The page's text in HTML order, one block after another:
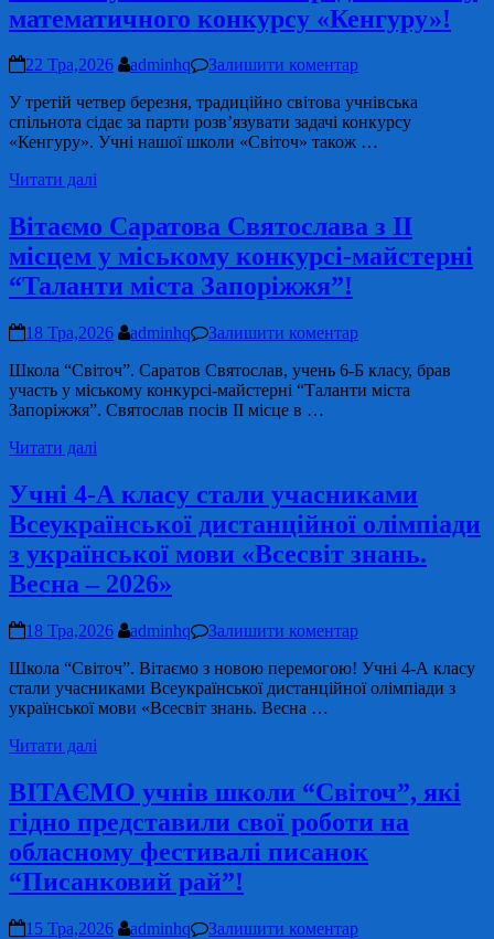
математичного конкурсу «Кенгуру»!
22 Тра,2026 adminhq
Залишити коментар
У третій четвер березня, традиційно світова учнівська
спільнота сідає за парти розвʼязувати задачі конкурсу
«Кенгуру». Учні нашої школи «Світоч» також …
Читати далі
Вітаємо Саратова Святослава з ІІ
місцем у міському конкурсі-майстерні
“Таланти міста Запоріжжя”!
18 Тра,2026 adminhq
Залишити коментар
Школа “Світоч”. Саратов Святослав, учень 6-Б класу, брав
участь у міському конкурсі-майстерні “Таланти міста
Запоріжжя”. Святослав посів ІІ місце в …
Читати далі
Учні 4-А класу стали учасниками
Всеукраїнської дистанційної олімпіади
з української мови «Всесвіт знань.
Весна – 2026»
18 Тра,2026 adminhq
Залишити коментар
Школа “Світоч”. Вітаємо з новою перемогою! Учні 4-А класу
стали учасниками Всеукраїнської дистанційної олімпіади з
української мови «Всесвіт знань. Весна …
Читати далі
ВІТАЄМО учнів школи “Світоч”, які
гідно представили свої роботи на
обласному фестивалі писанок
“Писанковий рай”!
15 Тра,2026 adminhq
Залишити коментар